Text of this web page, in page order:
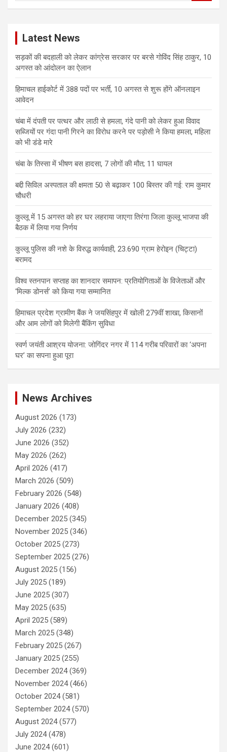
Latest News
सड़कों की बदहाली को लेकर कांग्रेस सरकार पर बरसे गोविंद सिंह ठाकुर, 10
अगस्त को आंदोलन का ऐलान
हिमाचल हाईकोर्ट में 388 पदों पर भर्ती, 10 अगस्त से शुरू होंगे ऑनलाइन
आवेदन
चंबा में दंपती पर पत्थर और लाठी से हमला, गंदे पानी को लेकर हुआ विवाद
सब्जियों पर गंदा पानी गिरने का विरोध करने पर पड़ोसी ने किया हमला, महिला
को भी डंडे मारे
चंबा के तिस्सा में भीषण बस हादसा, 7 लोगों की मौत; 11 घायल
बद्दी सिविल अस्पताल की क्षमता 50 से बढ़ाकर 100 बिस्तर की गई: राम कुमार
चौधरी
कुल्लू में 15 अगस्त को हर घर लहराया जाएगा तिरंगा जिला कुल्लू भाजपा की
बैठक में लिया गया निर्णय
कुल्लू पुलिस की नशे के विरुद्ध कार्यवाही, 23.690 ग्राम हेरोइन (चिट्टा)
बरामद
विश्व स्तनपान सप्ताह का शानदार समापन: प्रतियोगिताओं के विजेताओं और
‘मिल्क डोनर्स’ को किया गया सम्मानित
हिमाचल प्रदेश ग्रामीण बैंक ने जयसिंहपुर में खोली 279वीं शाखा, किसानों
और आम लोगों को मिलेगी बैंकिंग सुविधा
स्वर्ण जयंती आश्रय योजना: जोगिंदर नगर में 114 गरीब परिवारों का ‘अपना
घर’ का सपना हुआ पूरा
News Archives
August 2026 (173)
July 2026 (232)
June 2026 (352)
May 2026 (262)
April 2026 (417)
March 2026 (509)
February 2026 (548)
January 2026 (408)
December 2025 (345)
November 2025 (346)
October 2025 (273)
September 2025 (276)
August 2025 (156)
July 2025 (189)
June 2025 (307)
May 2025 (635)
April 2025 (589)
March 2025 (348)
February 2025 (267)
January 2025 (255)
December 2024(369)
November 2024(466)
October 2024(581)
September 2024(570)
August 2024(577)
July 2024(478)
June 2024(601)